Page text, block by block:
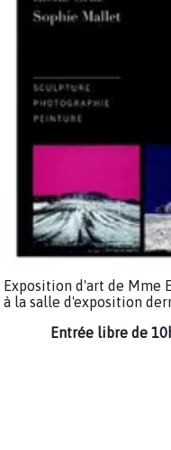
Exposition d'art de Mme
à la salle d'exposition
Entrée libre de